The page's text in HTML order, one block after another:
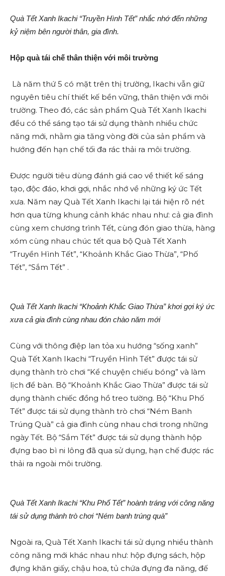
Quà Tết Xanh Ikachi “Truyền Hình Tết” nhắc nhớ đến những
kỷ niệm bên người thân, gia đình.
Hộp quà tái chế thân thiện với môi trường
Là năm thứ 5 có mặt trên thị trường, Ikachi vẫn giữ
nguyên tiêu chí thiết kế bền vững, thân thiện với môi
trường. Theo đó, các sản phẩm Quà Tết Xanh Ikachi
đều có thể sáng tạo tái sử dụng thành nhiều chức
năng mới, nhằm gia tăng vòng đời của sản phẩm và
hướng đến hạn chế tối đa rác thải ra môi trường.
Được người tiêu dùng đánh giá cao về thiết kế sáng
tạo, độc đáo, khơi gợi, nhắc nhớ về những ký ức Tết
xưa. Năm nay Quà Tết Xanh Ikachi lại tái hiện rõ nét
hơn qua từng khung cảnh khác nhau như: cả gia đình
cùng xem chương trình Tết, cùng đón giao thừa, hàng
xóm cùng nhau chúc tết qua bộ Quà Tết Xanh
“Truyền Hình Tết”, “Khoảnh Khắc Giao Thừa”, “Phố
Tết”, “Sắm Tết” .
Quà Tết Xanh Ikachi “Khoảnh Khắc Giao Thừa” khơi gợi ký ức
xưa cả gia đình cùng nhau đón chào năm mới
Cùng với thông điệp lan tỏa xu hướng “sống xanh”
Quà Tết Xanh Ikachi “Truyền Hình Tết” được tái sử
dụng thành trò chơi “Kể chuyện chiếu bóng” và làm
lịch để bàn. Bộ “Khoảnh Khắc Giao Thừa” được tái sử
dụng thành chiếc đồng hồ treo tường. Bộ “Khu Phố
Tết” được tái sử dụng thành trò chơi “Ném Banh
Trúng Quà” cả gia đình cùng nhau chơi trong những
ngày Tết. Bộ “Sắm Tết” được tái sử dụng thành hộp
đựng bao bì ni lông đã qua sử dụng, hạn chế được rác
thải ra ngoài môi trường.
Quà Tết Xanh Ikachi “Khu Phố Tết” hoành tráng với công năng
tái sử dụng thành trò chơi “Ném banh trúng quà”
Ngoài ra, Quà Tết Xanh Ikachi tái sử dụng nhiều thành
công năng mới khác nhau như: hộp đựng sách, hộp
đựng khăn giấy, chậu hoa, tủ chứa đựng đa năng, đế